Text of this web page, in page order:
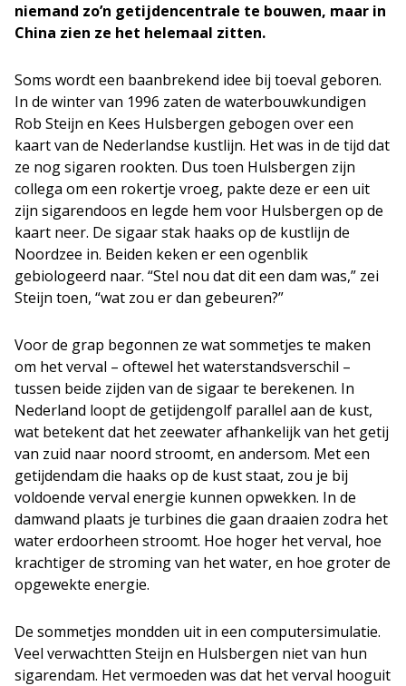
niemand zo’n getijdencentrale te bouwen, maar in
China zien ze het helemaal zitten.
Soms wordt een baanbrekend idee bij toeval geboren.
In de winter van 1996 zaten de waterbouwkundigen
Rob Steijn en Kees Hulsbergen gebogen over een
kaart van de Nederlandse kustlijn. Het was in de tijd dat
ze nog sigaren rookten. Dus toen Hulsbergen zijn
collega om een rokertje vroeg, pakte deze er een uit
zijn sigarendoos en legde hem voor Hulsbergen op de
kaart neer. De sigaar stak haaks op de kustlijn de
Noordzee in. Beiden keken er een ogenblik
gebiologeerd naar. “Stel nou dat dit een dam was,” zei
Steijn toen, “wat zou er dan gebeuren?”
Voor de grap begonnen ze wat sommetjes te maken
om het verval – oftewel het waterstandsverschil –
tussen beide zijden van de sigaar te berekenen. In
Nederland loopt de getijdengolf parallel aan de kust,
wat betekent dat het zeewater afhankelijk van het getij
van zuid naar noord stroomt, en andersom. Met een
getijdendam die haaks op de kust staat, zou je bij
voldoende verval energie kunnen opwekken. In de
damwand plaats je turbines die gaan draaien zodra het
water erdoorheen stroomt. Hoe hoger het verval, hoe
krachtiger de stroming van het water, en hoe groter de
opgewekte energie.
De sommetjes mondden uit in een computersimulatie.
Veel verwachtten Steijn en Hulsbergen niet van hun
sigarendam. Het vermoeden was dat het verval hooguit